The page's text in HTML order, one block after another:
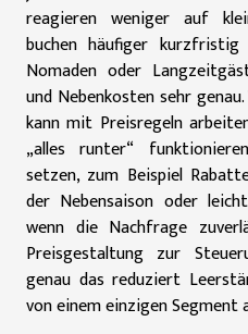
reagieren weniger auf
buchen häufiger
Nomaden oder
und Nebenkosten sehr
kann mit Preisregeln
„alles runter“
setzen, zum Beispiel
der Nebensaison oder
wenn die Nachfrage
Preisgestaltung zur
genau das reduziert
von einem einzigen Segment